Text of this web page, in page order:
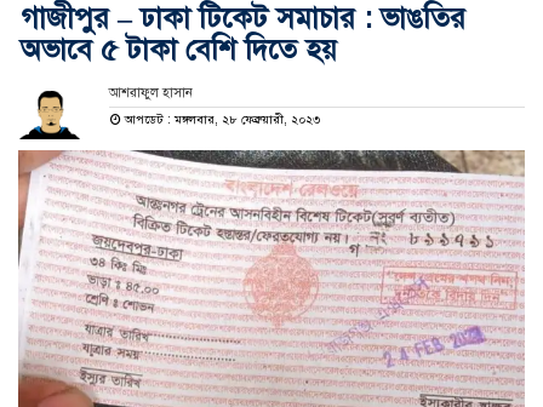
গাজীপুর – ঢাকা টিকেট সমাচার : ভাঙতির
অভাবে ৫ টাকা বেশি দিতে হয়
আশরাফুল হাসান
আপডেট : মঙ্গলবার, ২৮ ফেব্রুয়ারী, ২০২৩